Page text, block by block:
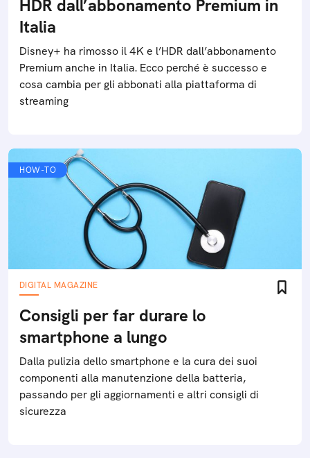
HDR dall’abbonamento Premium in
Italia
Disney+ ha rimosso il 4K e l’HDR dall’abbonamento
Premium anche in Italia. Ecco perché è successo e
cosa cambia per gli abbonati alla piattaforma di
streaming
HOW-TO
DIGITAL MAGAZINE
Consigli per far durare lo
smartphone a lungo
Dalla pulizia dello smartphone e la cura dei suoi
componenti alla manutenzione della batteria,
passando per gli aggiornamenti e altri consigli di
sicurezza